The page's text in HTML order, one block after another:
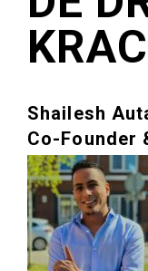
Shailesh
Co-Founder